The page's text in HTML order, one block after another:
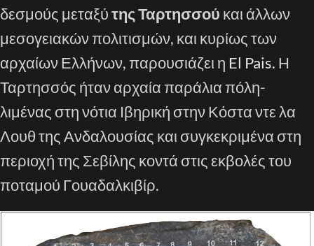
δεσμούς μεταξύτης Ταρτησσού και άλλων
μεσογειακών πολιτισμών, και κυρίως των
αρχαίων Ελλήνων, παρουσιάζει η El Pais. Η
Ταρτησσός ήταν αρχαία παράλια πόλη-
λιμένας στη νότια Ιβηρική στην Κόστα ντε λα
Λουθ της Ανδαλουσίας και συγκεκριμένα στη
περιοχή της Σεβίλης κοντά στις εκβολές του
ποταμού Γουαδαλκιβίρ.